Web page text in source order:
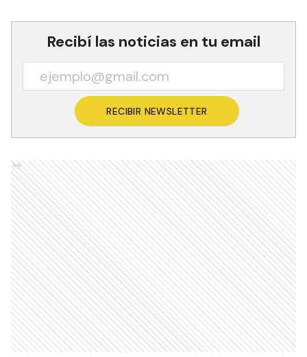
Recibí las noticias en tu email
RECIBIR NEWSLETTER
Ads